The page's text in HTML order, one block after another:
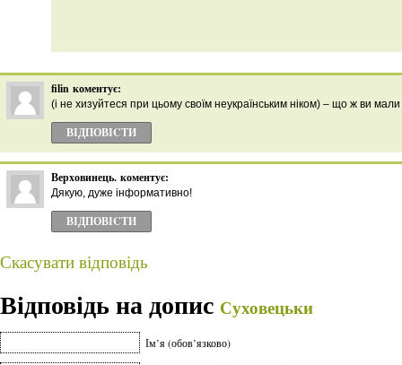
filin коментує:
(і не хизуйтеся при цьому своїм неукраїнським ніком) – що ж ви мали
ВІДПОВІCТИ
Верховинець. коментує:
Дякую, дуже інформативно!
ВІДПОВІCТИ
Скасувати відповідь
Відповідь на допис Суховецьки
Ім’я (обов’язково)